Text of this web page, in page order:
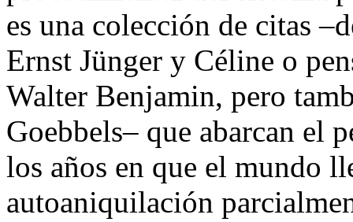
es una colección de citas
Ernst Jünger y Céline o
Walter Benjamin, pero
Goebbels– que abarcan el
los años en que el mundo
autoaniquilación